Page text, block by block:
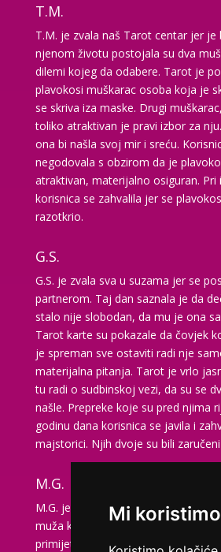
Mi
Tarot savjetnik je
TEHNIKE:tarot
Broj tel: 064/600-
tel:0,93€ - mob:1,12€
KETY / Kod 32
Tarot savjetnik je
tel:0,93€ -
EVITA / Kod 52
Tarot savjetnik je
TEHNIKE:tarot
Broj tel: 064/600-
tel:0,93€ -
T.M.
T.M. je zvala naš Tarot centar jer je
njenom životu postojala su dva
dilemi kojeg da odabere. Tarot je
plavokosi muškarac osoba koja je
se skriva iza maske. Drugi
toliko atraktivan je pravi izbor za
ona bi našla svoj mir i sreću.
negodovala s obzirom da je
atraktivan, materijalno osiguran. Pri
korisnica se zahvalila jer se
razotkrio.
G.S.
G.S. je zvala sva u suzama jer se
partnerom. Taj dan saznala je da
stalo nije slobodan, da mu je ona
Tarot karte su pokazale da čovjek
je spreman sve ostaviti radi nje
materijalna pitanja. Tarot je vrlo
tu radi o sudbinskoj vezi, da su se
našle. Prepreke koje su pred njima
godinu dana korisnica se javila i
majstorici. Njih dvoje su bili
M.G.
M.G. je zvala naš Tarot centar da bi
muža koji radi u inozemstvu. U
primijetila je da se muž udaljava, da